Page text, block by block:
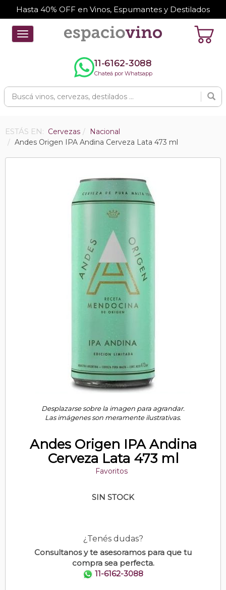
Hasta 40% OFF en Vinos, Espumantes y Destilados
Toggle
navigation
11-6162-3088
Chateá por Whatsapp
ESTÁS EN: Cervezas
Nacional
Andes Origen IPA Andina Cerveza Lata 473 ml
Desplazarse sobre la imagen para agrandar.
Las imágenes son meramente ilustrativas.
Andes Origen IPA Andina
Cerveza Lata 473 ml
Favoritos
SIN STOCK
¿Tenés dudas?
Consultanos y te asesoramos para que tu
compra sea perfecta.
11-6162-3088